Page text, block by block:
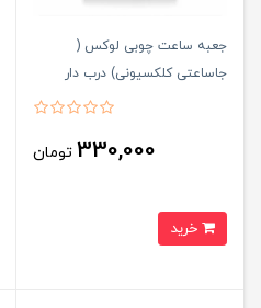
جعبه ساعت چوبی لوکس (
جاساعتی کلکسيونی) درب دار
330,000 تومان